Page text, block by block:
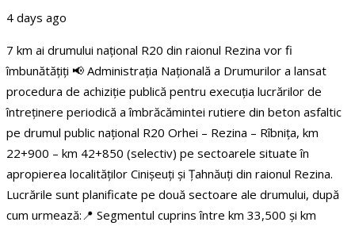
4 days ago
7 km ai drumului național R20 din raionul Rezina vor fi
îmbunătățiți 📢 Administrația Națională a Drumurilor a lansat
procedura de achiziție publică pentru execuția lucrărilor de
întreținere periodică a îmbrăcămintei rutiere din beton asfaltic
pe drumul public național R20 Orhei – Rezina – Rîbnița, km
22+900 – km 42+850 (selectiv) pe sectoarele situate în
apropierea localităților Cinișeuți și Țahnăuți din raionul Rezina.
Lucrările sunt planificate pe două sectoare ale drumului, după
cum urmează:📍 Segmentul cuprins între km 33,500 și km